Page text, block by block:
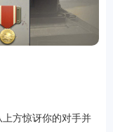
方惊讶你的对手并